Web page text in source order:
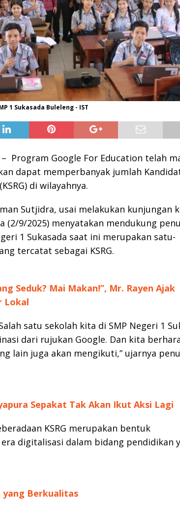
1 Sukasada Buleleng - IST
– Program Google For Education telah
dapat memperbanyak jumlah
di wilayahnya.
Sutjidra, usai melakukan kunjungan
(2/9/2025) menyatakan mendukung
1 Sukasada saat ini merupakan satu-
tercatat sebagai KSRG.
Seduk? Mai Makan!”, Mr. Rayen Ajak
Lokal
satu sekolah kita di SMP Negeri 1
dari rujukan Google. Dan kita
lain juga akan mengikuti,” ujarnya
Sepakat Tak Akan Ikut Aksi Lagi
KSRG merupakan bentuk
digitalisasi dalam bidang pendidikan
yang Berkualitas